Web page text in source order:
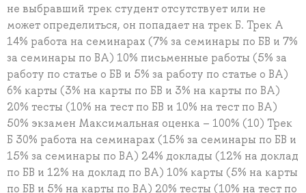
не выбравший трек студент отсутствует или не
может определиться, он попадает на трек Б. Трек А
14% работа на семинарах (7% за семинары по БВ и 7%
за семинары по ВА) 10% письменные работы (5% за
работу по статье о БВ и 5% за работу по статье о ВА)
6% карты (3% на карты по БВ и 3% на карты по ВА)
20% тесты (10% на тест по БВ и 10% на тест по ВА)
50% экзамен Максимальная оценка – 100% (10) Трек
Б 30% работа на семинарах (15% за семинары по БВ и
15% за семинары по ВА) 24% доклады (12% на доклад
по БВ и 12% на доклад по ВА) 10% карты (5% на карты
по БВ и 5% на карты по ВА) 20% тесты (10% на тест по